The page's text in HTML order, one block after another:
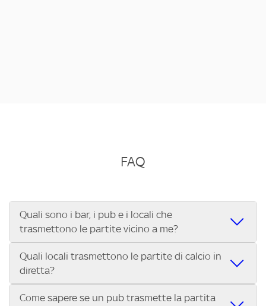
FAQ
Quali sono i bar, i pub e i locali che
trasmettono le partite vicino a me?
Se cerchi un bar, pub, ristorante o locale vicino a te per
vedere le partite di Serie A ENILIVE, la Serie C Sky Wifi, la
UEFA Champions League, la UEFA Europa League, la UEFA
Conference League, il Tennis, la Formula 1®, la MotoGP™ e
Quali locali trasmettono le partite di calcio in
diretta?
Vuoi sapere quali bar, pub o ristoranti mostrano le partite
Come sapere se un pub trasmette la partita